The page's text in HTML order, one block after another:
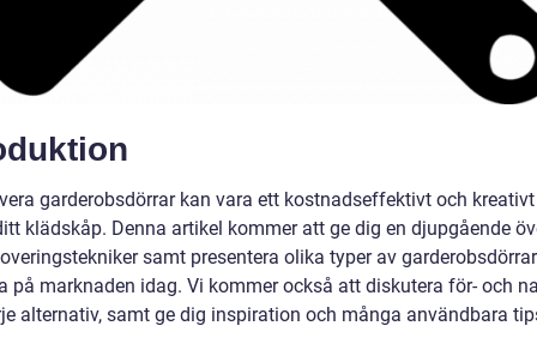
garderobsdörrar kan vara ett kostnadseffektivt och
klädskåp. Denna artikel kommer att ge dig en djupgående
samt presentera olika typer av
på marknaden idag. Vi kommer också att diskutera för- och
alternativ, samt ge dig inspiration och många användbara